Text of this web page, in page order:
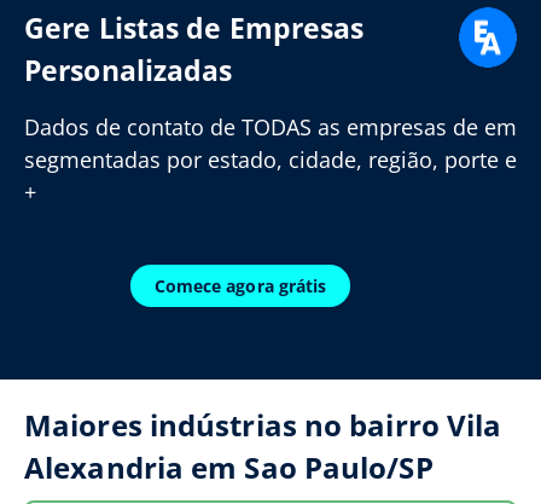
Gere Listas de Empresas
Personalizadas
Dados de contato de TODAS as empresas de em
segmentadas por estado, cidade, região, porte e
+
Comece agora grátis
Maiores indústrias no bairro Vila
Alexandria em Sao Paulo/SP